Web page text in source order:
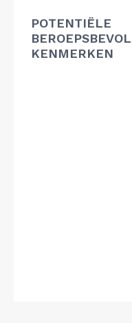
POTENTIËLE
KENMERKEN